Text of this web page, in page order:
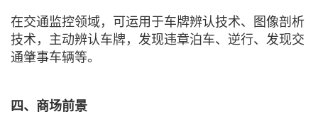
在交通监控领域，可运用于车牌辨认技术、图像剖析
技术，主动辨认车牌，发现违章泊车、逆行、发现交
通肇事车辆等。
四、商场前景